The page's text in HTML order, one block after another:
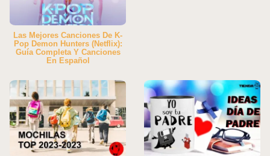
Las Mejores Canciones De K-
Pop Demon Hunters (Netflix):
Guía Completa Y Canciones
En Español